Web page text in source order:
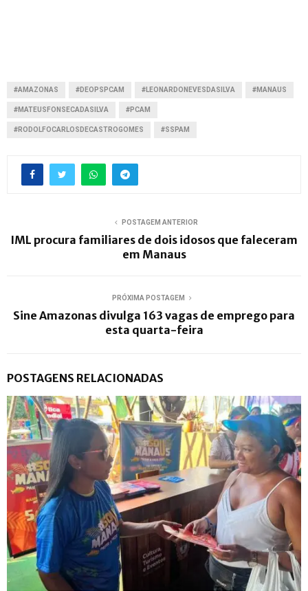
#AMAZONAS #DEOPSPCAM #LEONARDONEVESDASILVA #MANAUS
#MATEUSFONSECADASILVA #PCAM
#RODOLFOCARLOSDECASTROGOMES #SSPAM
POSTAGEM ANTERIOR
IML procura familiares de dois idosos que faleceram
em Manaus
PRÓXIMA POSTAGEM
Sine Amazonas divulga 163 vagas de emprego para
esta quarta-feira
POSTAGENS RELACIONADAS